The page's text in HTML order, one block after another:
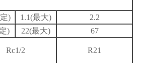
) 1.1(最大)
2.2
) 22(最大)
67
Rc1/2 R21